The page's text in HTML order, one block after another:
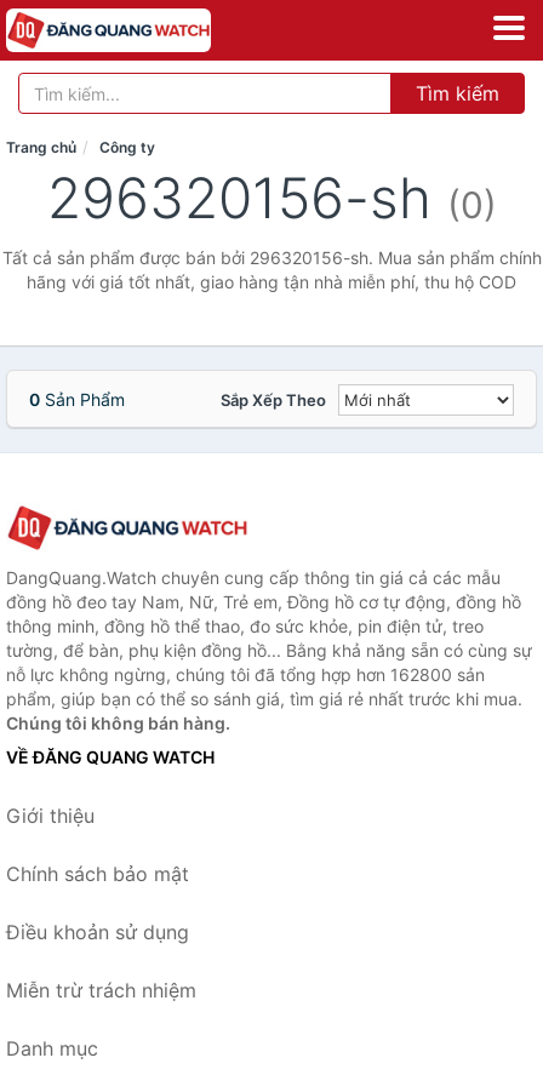
Tìm kiếm
Trang chủ Công ty
296320156-sh (0)
Tất cả sản phẩm được bán bởi 296320156-sh. Mua sản phẩm chính
hãng với giá tốt nhất, giao hàng tận nhà miễn phí, thu hộ COD
0 Sản Phẩm Sắp Xếp Theo
DangQuang.Watch chuyên cung cấp thông tin giá cả các mẫu
đồng hồ đeo tay Nam, Nữ, Trẻ em, Đồng hồ cơ tự động, đồng hồ
thông minh, đồng hồ thể thao, đo sức khỏe, pin điện tử, treo
tường, để bàn, phụ kiện đồng hồ... Bằng khả năng sẵn có cùng sự
nỗ lực không ngừng, chúng tôi đã tổng hợp hơn 162800 sản
phẩm, giúp bạn có thể so sánh giá, tìm giá rẻ nhất trước khi mua.
Chúng tôi không bán hàng.
VỀ ĐĂNG QUANG WATCH
Giới thiệu
Chính sách bảo mật
Điều khoản sử dụng
Miễn trừ trách nhiệm
Danh mục